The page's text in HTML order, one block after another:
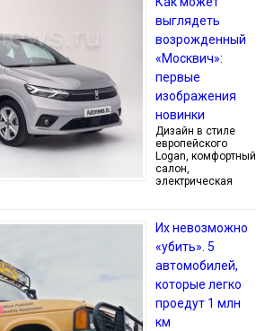
выглядеть
возрожденный
«Москвич»:
первые
изображения
новинки
Дизайн в стиле
европейского
Logan, комфортный
салон,
электрическая
Их невозможно
«убить». 5
автомобилей,
которые легко
проедут 1 млн
км